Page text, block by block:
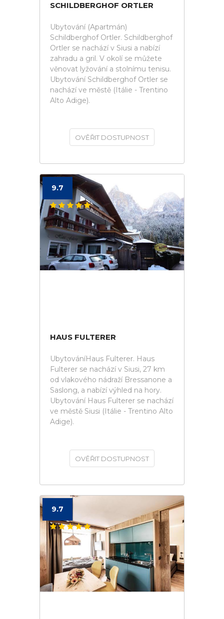
SCHILDBERGHOF ORTLER
Ubytování (Apartmán)
Schildberghof Ortler. Schildberghof
Ortler se nachází v Siusi a nabízí
zahradu a gril. V okolí se můžete
věnovat lyžování a stolnímu tenisu.
Ubytování Schildberghof Ortler se
nachází ve městě (Itálie - Trentino
Alto Adige).
OVĚŘIT DOSTUPNOST
9.7
HAUS FULTERER
UbytováníHaus Fulterer. Haus
Fulterer se nachází v Siusi, 27 km
od vlakového nádraží Bressanone a
Saslong, a nabízí výhled na hory.
Ubytování Haus Fulterer se nachází
ve městě Siusi (Itálie - Trentino Alto
Adige).
OVĚŘIT DOSTUPNOST
9.7